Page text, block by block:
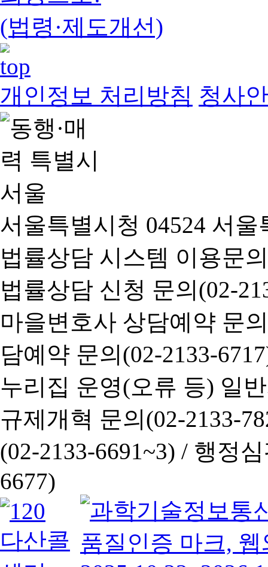
(법령·제도개선)
개인정보 처리방침 청사
서울특별시청 04524 서
법률상담 시스템 이용문
법률상담 신청 문의(02-
마을변호사 상담예약 문
담예약 문의(02-2133-
누리집 운영(오류 등) 일
규제개혁 문의(02-2133-
(02-2133-6691~3) / 행정심
6677)